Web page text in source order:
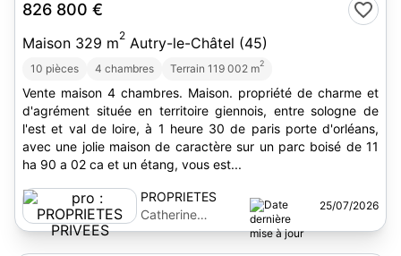
826 800 €
Maison 329 m2 Autry-le-Châtel (45)
10 pièces 4 chambres Terrain 119 002 m2
Vente maison 4 chambres. Maison. propriété de charme et
d'agrément située en territoire giennois, entre sologne de
l'est et val de loire, à 1 heure 30 de paris porte d'orléans,
avec une jolie maison de caractère sur un parc boisé de 11
ha 90 a 02 ca et un étang, vous est...
PROPRIETES
PRIVEES
Catherine
Peserico
25/07/2026